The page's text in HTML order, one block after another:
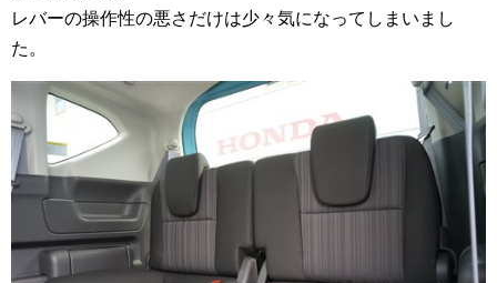
レバーの操作性の悪さだけは少々気になってしまいまし
た。